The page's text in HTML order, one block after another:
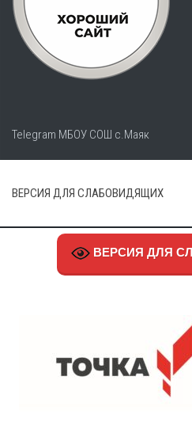
Telegram МБОУ СОШ с.Маяк
ВЕРСИЯ ДЛЯ СЛАБОВИДЯЩИХ
ВЕРСИЯ ДЛЯ